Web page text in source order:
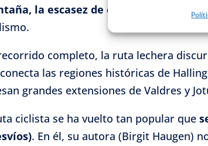
Cotejo y combinación
Vincular diferentes
información
fallos, Ofrecer y
comunicar las
la escasez de coches y lo
completo, la ruta lechera
las regiones históricas de
grandes extensiones de Valdres y
ciclista se ha vuelto tan popular que
. En él, su autora (Birgit Haugen)